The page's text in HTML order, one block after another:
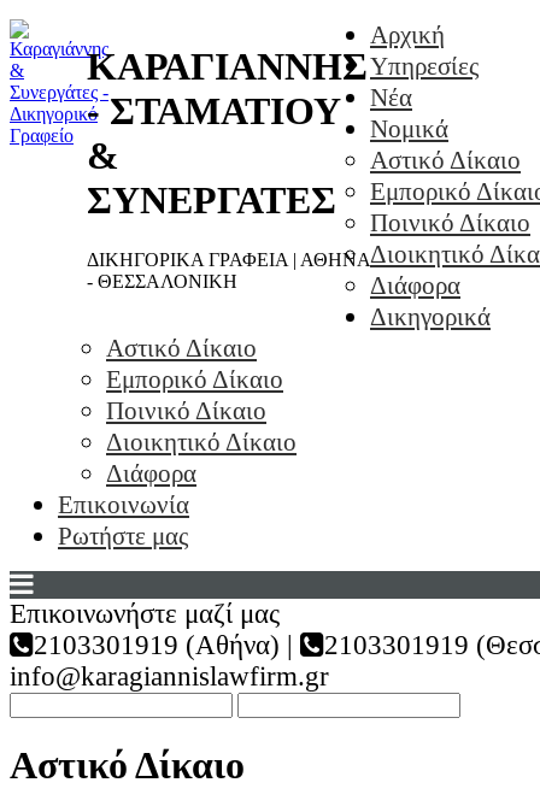
ΚΑΡΑΓΙΑΝΝΗΣ
- ΣΤΑΜΑΤΙΟΥ
&
ΣΥΝΕΡΓΑΤΕΣ
ΔΙΚΗΓΟΡΙΚΑ ΓΡΑΦΕΙΑ | ΑΘΗΝΑ
- ΘΕΣΣΑΛΟΝΙΚΗ
Αρχική
Υπηρεσίες
Νέα
Νομικά
Αστικό Δίκαιο
Εμπορικό
Ποινικό Δίκαιο
Διοικητικό
Διάφορα
Δικηγορικά
Αστικό Δίκαιο
Εμπορικό Δίκαιο
Ποινικό Δίκαιο
Διοικητικό Δίκαιο
Διάφορα
Επικοινωνία
Ρωτήστε μας
Επικοινωνήστε μαζί μας
2103301919 (Αθήνα) |
2103301919
info@karagiannislawfirm.gr
Αστικό Δίκαιο